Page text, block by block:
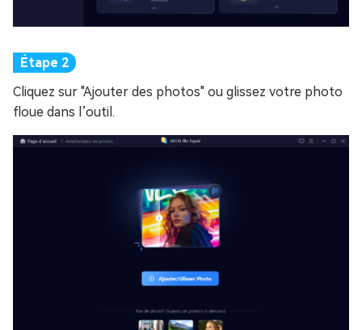
Cliquez sur "Ajouter des photos" ou glissez votre photo
floue dans l’outil.